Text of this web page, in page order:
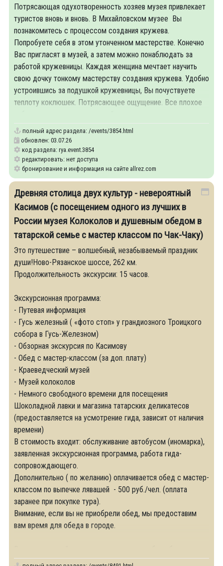
Потрясающая одухотворенность хозяев музея привлекает
туристов вновь и вновь. В Михайловском музее Вы
познакомитесь с процессом создания кружева.
Попробуете себя в этом утонченном мастерстве. Конечно
Вас пригласят в музей, а затем можно понаблюдать за
работой кружевницы. Каждая женщина мечтает научить
свою дочку тонкому мастерству создания кружева. Удобно
устроившись за подушкой кружевницы, Вы почуствуете
теплоту коклюшек. Потрясающее ощущение. Все плохое
полный адрес раздела: /events/3854.html
обновлен: 03.07.26
код раздела: rya.event.3854
редактировать: нет доступа
бронирование и информация на сайте allrez.com
Древняя столица двух культур - невероятный
Касимов (с посещением одного из лучших в
России музея Колоколов и душевным обедом в
татарской семье с мастер классом по Чак-Чаку)
Это путешествие – волшебный, незабываемый праздник
души!Ново-Рязанское шоссе, 262 км.
Продолжительность экскурсии: 15 часов.
Экскурсионная программа:
- Путевая информация
- Гусь железный ( «фото стоп» у грандиозного Троицкого
собора в Гусь-Железном)
- Обзорная экскурсия по Касимову
- Обед с мастер-классом (за доп. плату)
- Краеведческий музей
- Музей колоколов
- Немного свободного времени для посещения
Шоколадной лавки и магазина татарских деликатесов
(предоставляется на усмотрение гида, зависит от наличия
времени)
В стоимость входит: обслуживание автобусом (иномарка),
заявленная экскурсионная программа, работа гида-
сопровождающего.
Дополнительно ( по желанию) оплачивается обед с мастер-
классом по выпечке лявашей - 500 руб./чел. (оплата
заранее при покупке тура).
Внимание, если вы не приобрели обед, мы предоставим
вам время для обеда в городе.